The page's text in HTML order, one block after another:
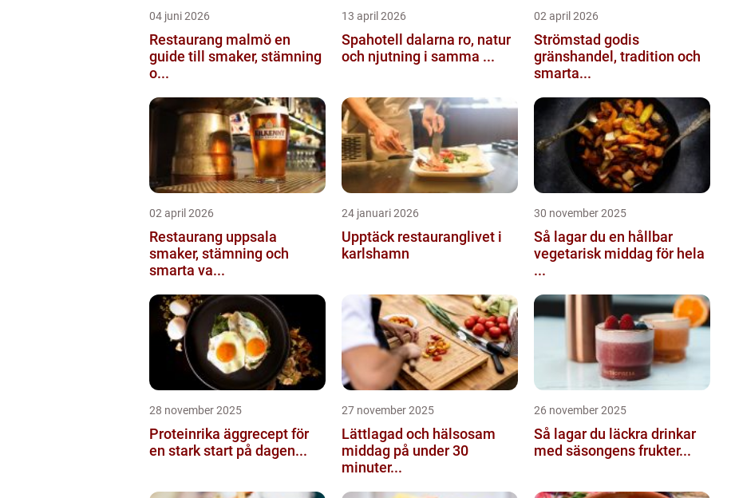
04 juni 2026
Restaurang malmö en
guide till smaker, stämning
o...
13 april 2026
Spahotell dalarna ro, natur
och njutning i samma ...
02 april 2026
Strömstad godis
gränshandel, tradition och
smarta...
02 april 2026
Restaurang uppsala
smaker, stämning och
smarta va...
24 januari 2026
Upptäck restauranglivet i
karlshamn
30 november 2025
Så lagar du en hållbar
vegetarisk middag för hela
...
28 november 2025
Proteinrika äggrecept för
en stark start på dagen...
27 november 2025
Lättlagad och hälsosam
middag på under 30
minuter...
26 november 2025
Så lagar du läckra drinkar
med säsongens frukter...